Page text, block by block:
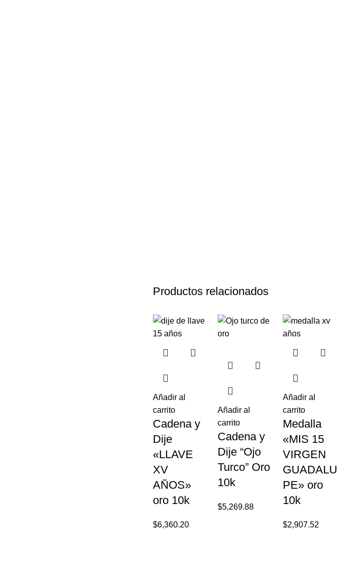
Productos relacionados
Añadir al
carrito
Cadena y
Dije
«LLAVE
XV
AÑOS»
oro 10k
$6,360.20
Añadir al
carrito
Cadena y
Dije “Ojo
Turco” Oro
10k
$5,269.88
Añadir al
carrito
Medalla
«MIS 15
VIRGEN
GUADALU
PE» oro
10k
$2,907.52